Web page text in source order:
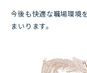
今後も快適な職場環境
まいります。